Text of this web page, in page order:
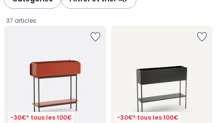
37 articles
-30€* tous les 100€ -30€* tous les 100€